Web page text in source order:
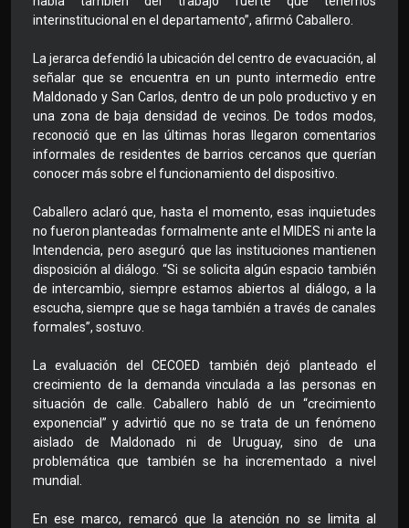
interinstitucional en el departamento”, afirmó Caballero.
La jerarca defendió la ubicación del centro de evacuación, al
señalar que se encuentra en un punto intermedio entre
Maldonado y San Carlos, dentro de un polo productivo y en
una zona de baja densidad de vecinos. De todos modos,
reconoció que en las últimas horas llegaron comentarios
informales de residentes de barrios cercanos que querían
conocer más sobre el funcionamiento del dispositivo.
Caballero aclaró que, hasta el momento, esas inquietudes
no fueron planteadas formalmente ante el MIDES ni ante la
Intendencia, pero aseguró que las instituciones mantienen
disposición al diálogo. “Si se solicita algún espacio también
de intercambio, siempre estamos abiertos al diálogo, a la
escucha, siempre que se haga también a través de canales
formales”, sostuvo.
La evaluación del CECOED también dejó planteado el
crecimiento de la demanda vinculada a las personas en
situación de calle. Caballero habló de un “crecimiento
exponencial” y advirtió que no se trata de un fenómeno
aislado de Maldonado ni de Uruguay, sino de una
problemática que también se ha incrementado a nivel
mundial.
En ese marco, remarcó que la atención no se limita al